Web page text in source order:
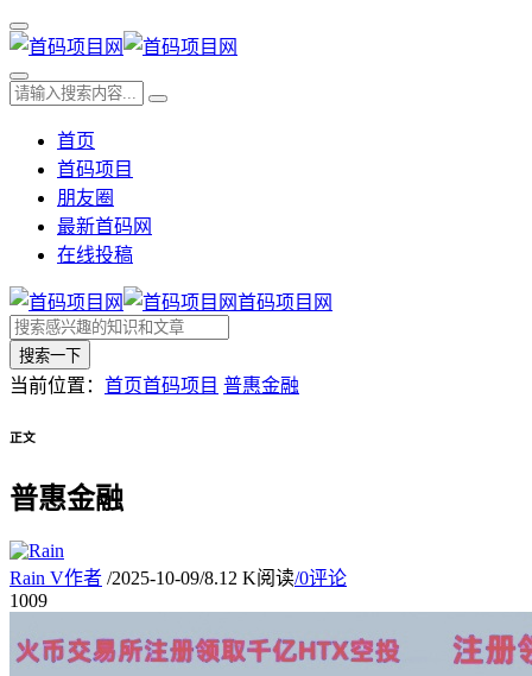
首页
首码项目
朋友圈
最新首码网
在线投稿
首码项目网
搜索一下
当前位置： 首页首码项目 普惠金融
正文
普惠金融
Rain V作者 /2025-10-09/8.12 K阅读/0评论
1009